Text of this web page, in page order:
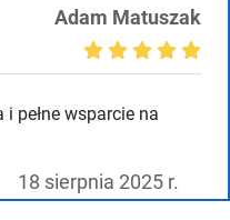
Adam Matuszak
pełne wsparcie na
18 sierpnia 2025 r.